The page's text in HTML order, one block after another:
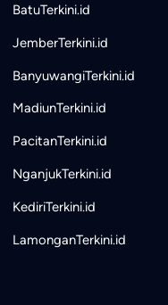
BatuTerkini.id
JemberTerkini.id
BanyuwangiTerkini.id
MadiunTerkini.id
PacitanTerkini.id
NganjukTerkini.id
KediriTerkini.id
LamonganTerkini.id